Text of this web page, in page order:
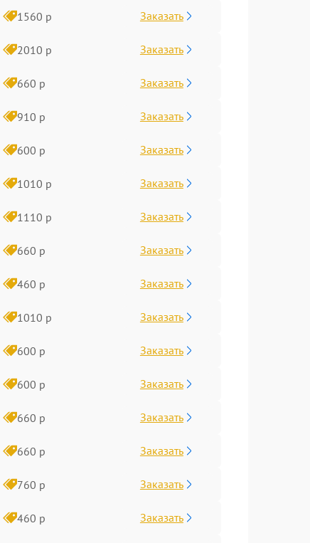
1560 р Заказать
2010 р Заказать
660 р Заказать
910 р Заказать
600 р Заказать
1010 р Заказать
1110 р Заказать
660 р Заказать
460 р Заказать
1010 р Заказать
600 р Заказать
600 р Заказать
660 р Заказать
660 р Заказать
760 р Заказать
460 р Заказать